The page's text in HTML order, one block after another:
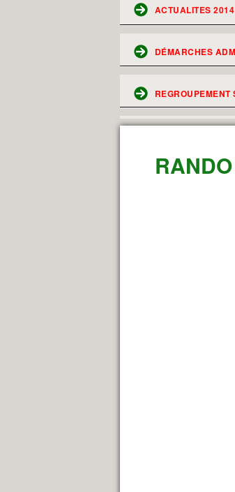
ACTUALITES 2014
DÉMARCHES
REGROUPEMENT